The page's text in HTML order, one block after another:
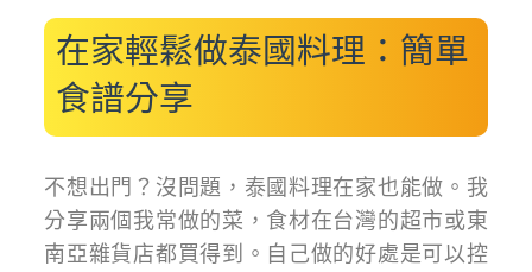
在家輕鬆做泰國料理：簡單
食譜分享
不想出門？沒問題，泰國料理在家也能做。我
分享兩個我常做的菜，食材在台灣的超市或東
南亞雜貨店都買得到。自己做的好處是可以控